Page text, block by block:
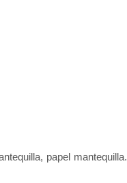
papel mantequilla.